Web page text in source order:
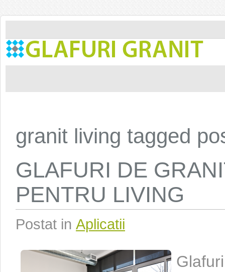
granit living tagged
GLAFURI DE
PENTRU LIVING
Postat in Aplicatii